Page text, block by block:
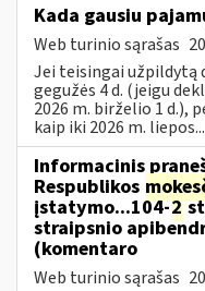
Kada gausiu
Web turinio sąrašas
Jei teisingai užpildytą
gegužės 4 d. (jeigu
2026 m. birželio 1 d.),
kaip iki 2026 m. liepos...
Informacinis
Respublikos
įstatymo...104-2
straipsnio
(komentaro
Web turinio sąrašas